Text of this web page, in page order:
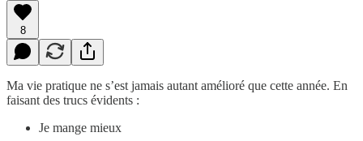
8
Ma vie pratique ne s’est jamais autant amélioré que cette année. En
faisant des trucs évidents :
Je mange mieux